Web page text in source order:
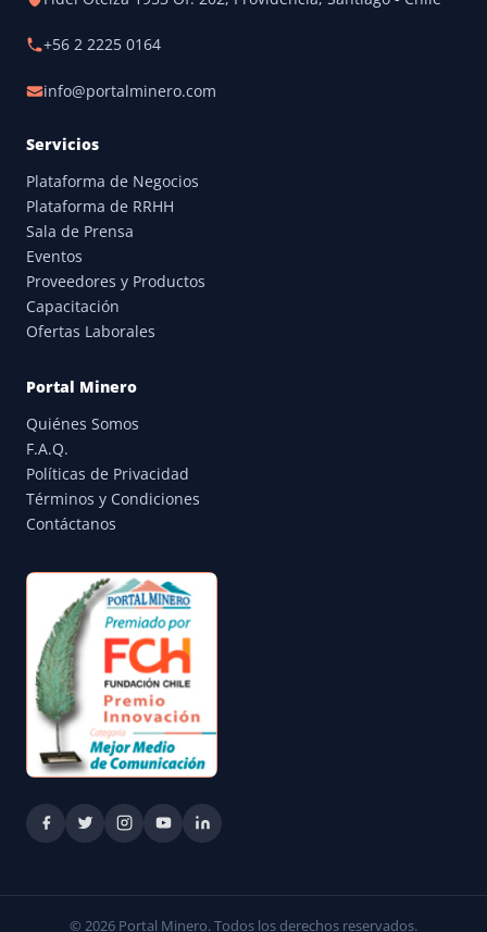
+56 2 2225 0164
info@portalminero.com
Servicios
Plataforma de Negocios
Plataforma de RRHH
Sala de Prensa
Eventos
Proveedores y Productos
Capacitación
Ofertas Laborales
Portal Minero
Quiénes Somos
F.A.Q.
Políticas de Privacidad
Términos y Condiciones
Contáctanos
© 2026 Portal Minero. Todos los derechos reservados.